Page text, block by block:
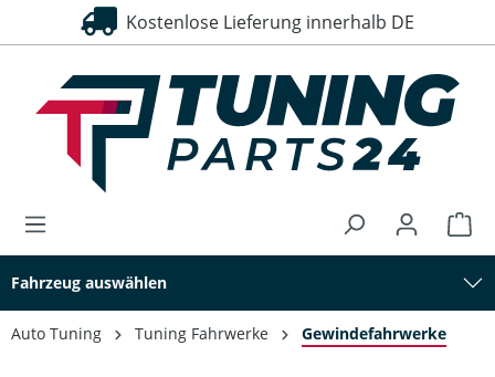
springen Kostenlose Lieferung innerhalb DE
Fahrzeug auswählen
Auto Tuning Tuning Fahrwerke Gewindefahrwerke